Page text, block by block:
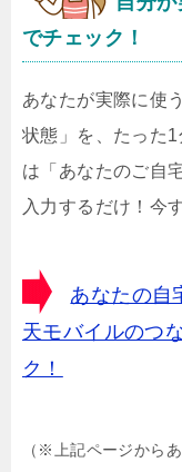
でチェック！
あなたが実際に使
状態」を、たった
は「あなたのご自
入力するだけ！今
あなたの自
天モバイルのつ
ク！
（※上記ページから